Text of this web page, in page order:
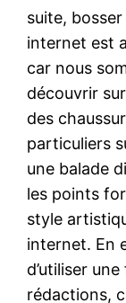
suite,
internet est
car nous
découvrir
des
particuliers
une balade
les points
style
internet. En
d’utiliser
rédactions,